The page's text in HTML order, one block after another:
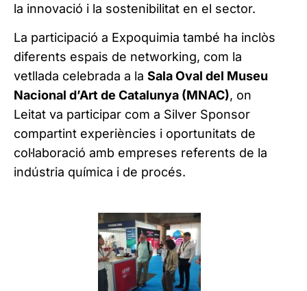
la innovació i la sostenibilitat en el sector.
La participació a Expoquimia també ha inclòs
diferents espais de networking, com la
vetllada celebrada a la Sala Oval del Museu
Nacional d’Art de Catalunya (MNAC), on
Leitat va participar com a Silver Sponsor
compartint experiències i oportunitats de
col·laboració amb empreses referents de la
indústria química i de procés.